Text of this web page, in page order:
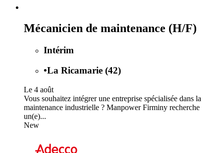
Mécanicien de maintenance (H/F)
Intérim
•La Ricamarie (42)
Le 4 août
Vous souhaitez intégrer une entreprise spécialisée dans la
maintenance industrielle ? Manpower Firminy recherche
un(e)...
New